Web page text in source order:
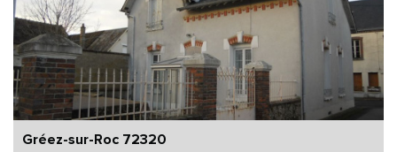
Gréez-sur-Roc 72320